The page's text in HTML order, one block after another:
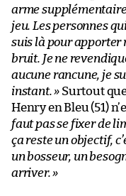
arme supplémentaire
jeu. Les personnes
suis là pour apporter
bruit. Je ne
aucune rancune, je
instant. » Surtout
Henry en Bleu (51)
faut pas se fixer de
ça reste un objectif,
un bosseur, un
arriver. »